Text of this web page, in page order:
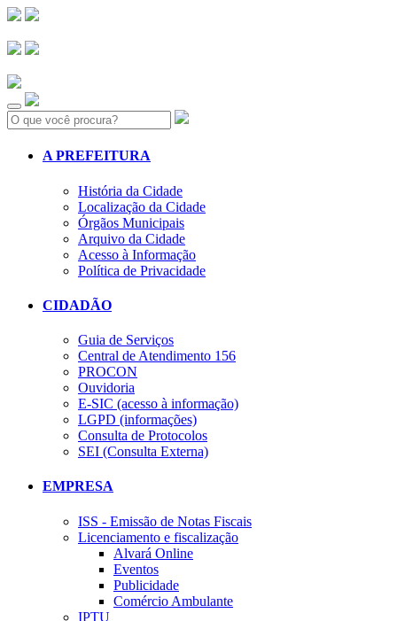
Search:
A PREFEITURA
História da Cidade
Localização da Cidade
Órgãos Municipais
Arquivo da Cidade
Acesso à Informação
Política de Privacidade
CIDADÃO
Guia de Serviços
Central de Atendimento 156
PROCON
Ouvidoria
E-SIC (acesso à informação)
LGPD (informações)
Consulta de Protocolos
SEI (Consulta Externa)
EMPRESA
ISS - Emissão de Notas Fiscais
Licenciamento e fiscalização
Alvará Online
Eventos
Publicidade
Comércio Ambulante
IPTU